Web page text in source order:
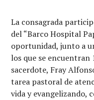
La consagrada
del “Barco Hospital
oportunidad, junto a
los que se encuentran
sacerdote, Fray
tarea pastoral de
vida y evangelizando,